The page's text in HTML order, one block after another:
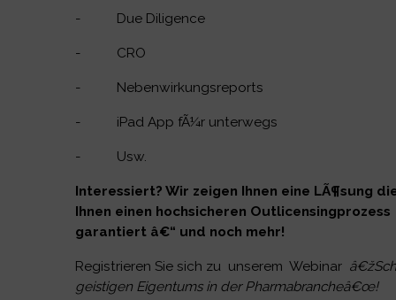
- Due Diligence
- CRO
- Nebenwirkungsreports
- iPad App fÃ¼r unterwegs
- Usw.
Interessiert? Wir zeigen Ihnen eine LÃ¶sung
Ihnen einen hochsicheren Outlicensingprozess
garantiert â€“ und noch mehr!
Registrieren Sie sich zu unserem Webinar
geistigen Eigentums in der Pharmabrancheâ€œ!